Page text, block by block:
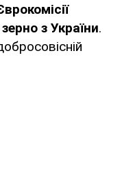
з України.